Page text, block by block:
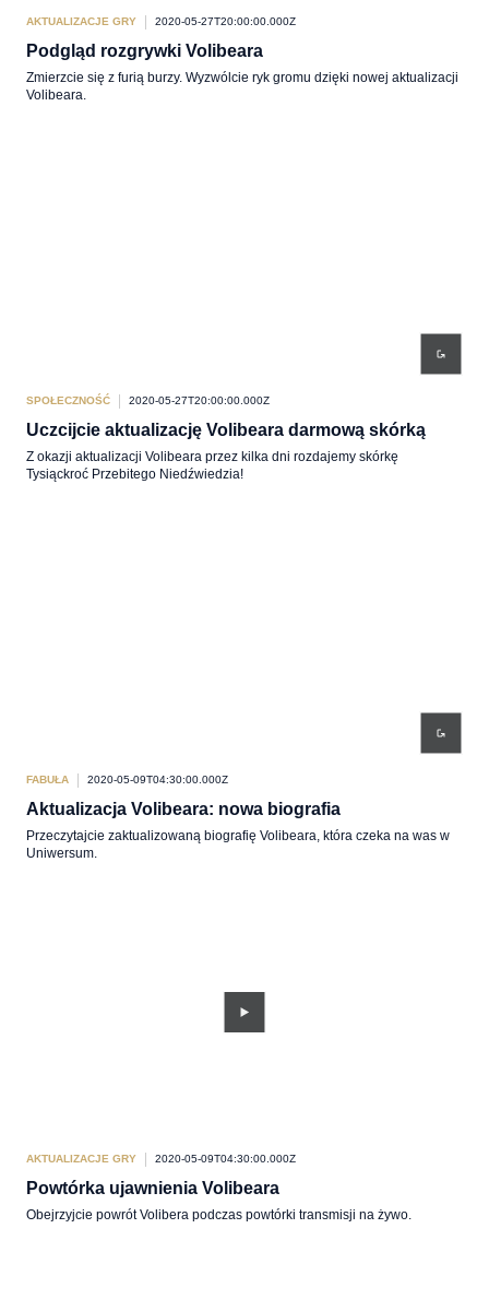
AKTUALIZACJE GRY 2020-05-27T20:00:00.000Z
Podgląd rozgrywki Volibeara
Zmierzcie się z furią burzy. Wyzwólcie ryk gromu dzięki nowej aktualizacji
Volibeara.
SPOŁECZNOŚĆ 2020-05-27T20:00:00.000Z
Uczcijcie aktualizację Volibeara darmową skórką
Z okazji aktualizacji Volibeara przez kilka dni rozdajemy skórkę
Tysiąckroć Przebitego Niedźwiedzia!
FABUŁA 2020-05-09T04:30:00.000Z
Aktualizacja Volibeara: nowa biografia
Przeczytajcie zaktualizowaną biografię Volibeara, która czeka na was w
Uniwersum.
AKTUALIZACJE GRY 2020-05-09T04:30:00.000Z
Powtórka ujawnienia Volibeara
Obejrzyjcie powrót Volibera podczas powtórki transmisji na żywo.